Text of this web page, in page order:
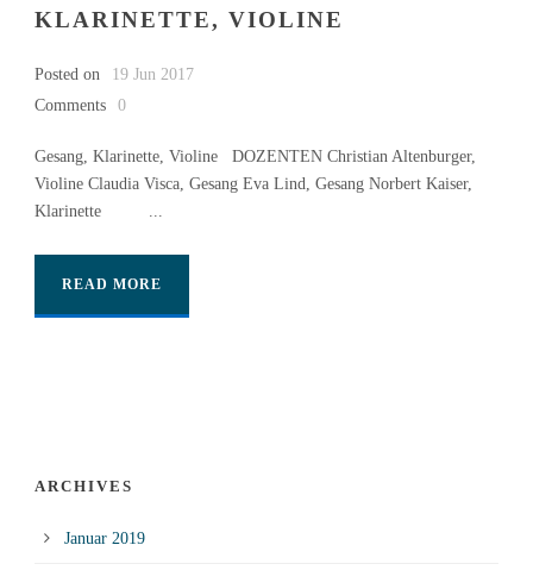
KLARINETTE, VIOLINE
Posted on
19 Jun 2017
Comments
0
Gesang, Klarinette, Violine DOZENTEN Christian Altenburger,
Violine Claudia Visca, Gesang Eva Lind, Gesang Norbert Kaiser,
Klarinette ...
READ MORE
ARCHIVES
Januar 2019